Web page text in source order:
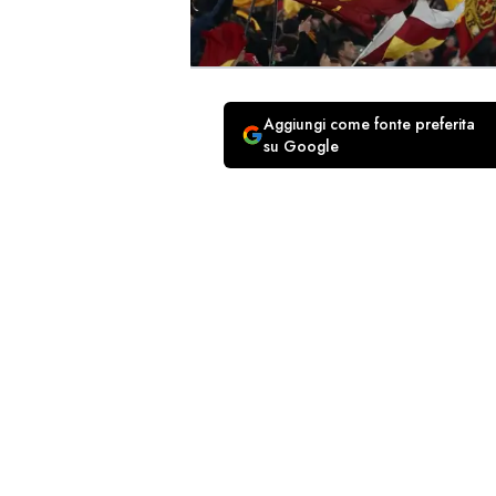
Aggiungi come fonte preferita
su Google